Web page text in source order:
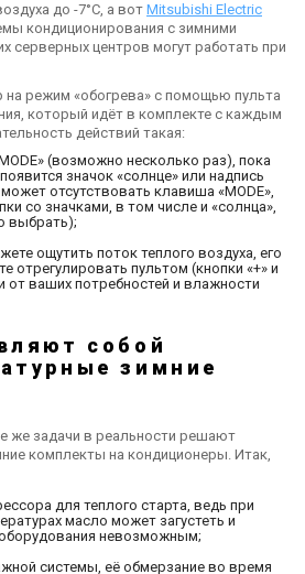
до -7°С, а вот Mitsubishi Electric
кондиционирования с зимними
серверных центров могут работать при
на режим «обогрева» с помощью пульта
который идёт в комплекте с каждым
действий такая:
(возможно несколько раз), пока
значок «солнце» или надпись
может отсутствовать клавиша «MODE»,
со значками, в том числе и «солнца»,
выбрать);
ощутить поток теплого воздуха, его
отрегулировать пультом (кнопки «+» и
от ваших потребностей и влажности
собой
зимние
же задачи в реальности решают
комплекты на кондиционеры. Итак,
для теплого старта, ведь при
масло может загустеть и
невозможным;
системы, её обмерзание во время